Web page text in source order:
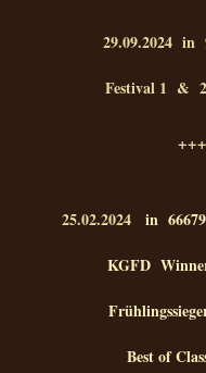
29.09.2024 in
Festival 1 &
25.02.2024
in
KGFD
Best of